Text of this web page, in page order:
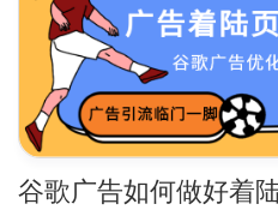
谷歌广告如何做好着